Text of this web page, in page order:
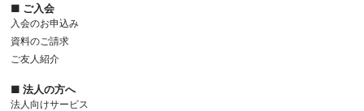
■ ご入会
入会のお申込み
資料のご請求
ご友人紹介
■ 法人の方へ
法人向けサービス